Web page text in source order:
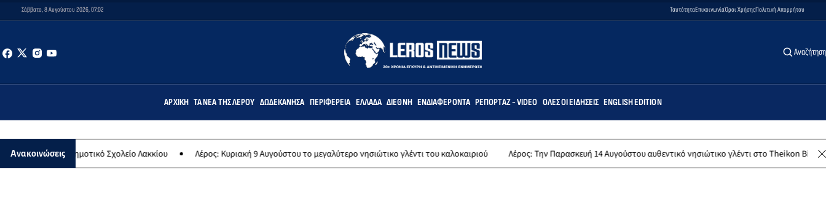
Σάββατο, 8 Αυγούστου 2026, 07:02 ΤαυτότηταΕπικοινωνίαΌροι ΧρήσηςΠολιτική Απορρήτου
Αναζήτηση
ΑΡΧΙΚΉ ΤΑ ΝΈΑ ΤΗΣ ΛΈΡΟΥ ΔΩΔΕΚΆΝΗΣΑ ΠΕΡΙΦΈΡΕΙΑ ΕΛΛΆΔΑ ΔΙΕΘΝΉ ΕΝΔΙΑΦΈΡΟΝΤΑ ΡΕΠΟΡΤΆΖ - VIDEO ΌΛΕΣ ΟΙ ΕΙΔΉΣΕΙΣ ENGLISH EDITION
ΑνακοινώσειςΣχολείο Λακκίου Λέρος: Κυριακή 9 Αυγούστου το μεγαλύτερο νησιώτικο γλέντι του καλοκαιριού Λέρος: Την Παρασκευή 14 Αυγούστου αυθεντικό νησιώτικο γλέντι στο Theikon Bistro Restaurant!